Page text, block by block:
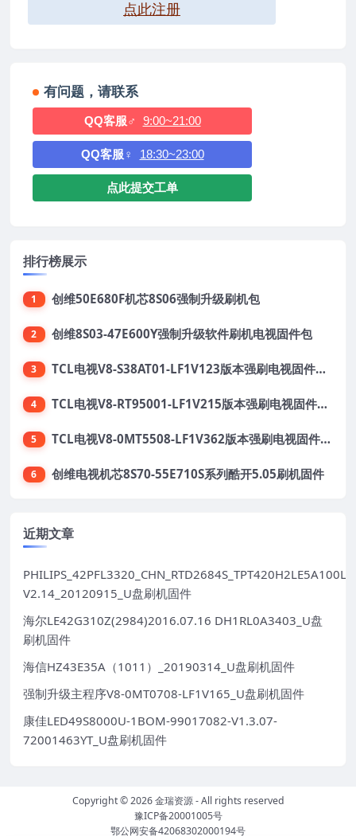
点此注册
有问题，请联系
QQ客服♂ 9:00~21:00
QQ客服♀ 18:30~23:00
点此提交工单
排行榜展示
1 创维50E680F机芯8S06强制升级刷机包
2 创维8S03-47E600Y强制升级软件刷机电视固件包
3 TCL电视V8-S38AT01-LF1V123版本强刷电视固件包下载
4 TCL电视V8-RT95001-LF1V215版本强刷电视固件包下载
5 TCL电视V8-0MT5508-LF1V362版本强刷电视固件包下载
6 创维电视机芯8S70-55E710S系列酷开5.05刷机固件
近期文章
V2.14_20120915_U盘刷机固件
海尔LE42G310Z(2984)2016.07.16 DH1RL0A3403_U盘
刷机固件
海信HZ43E35A（1011）_20190314_U盘刷机固件
强制升级主程序V8-0MT0708-LF1V165_U盘刷机固件
康佳LED49S8000U-1BOM-99017082-V1.3.07-
72001463YT_U盘刷机固件
Copyright © 2026金瑞资源- All rights reserved
豫ICP备20001005号
鄂公网安备42068302000194号